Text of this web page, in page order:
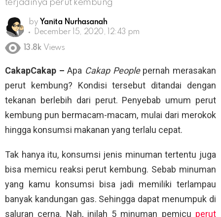
terjadinya perut kembung
by Yanita Nurhasanah
December 15, 2020, 12:43 pm
13.8k Views
CakapCakap –Apa Cakap People pernah merasakan
perut kembung? Kondisi tersebut ditandai dengan
tekanan berlebih dari perut. Penyebab umum perut
kembung pun bermacam-macam, mulai dari merokok
hingga konsumsi makanan yang terlalu cepat.
Tak hanya itu, konsumsi jenis minuman tertentu juga
bisa memicu reaksi perut kembung. Sebab minuman
yang kamu konsumsi bisa jadi memiliki terlampau
banyak kandungan gas. Sehingga dapat menumpuk di
saluran cerna. Nah, inilah 5 minuman pemicu perut